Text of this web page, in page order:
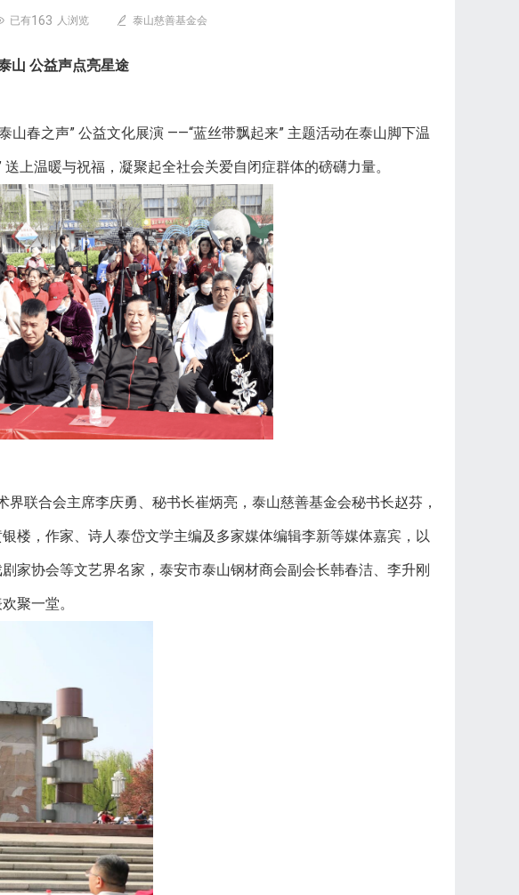
已有163 人浏览  泰山慈善基金会
山 公益声点亮星途
春之声” 公益文化展演 ——“蓝丝带飘起来” 主题活动在泰山脚下温
上温暖与祝福，凝聚起全社会关爱自闭症群体的磅礴力量。
联合会主席李庆勇、秘书长崔炳亮，泰山慈善基金会秘书长赵芬，
楼，作家、诗人泰岱文学主编及多家媒体编辑李新等媒体嘉宾，以
家协会等文艺界名家，泰安市泰山钢材商会副会长韩春洁、李升刚
聚一堂。